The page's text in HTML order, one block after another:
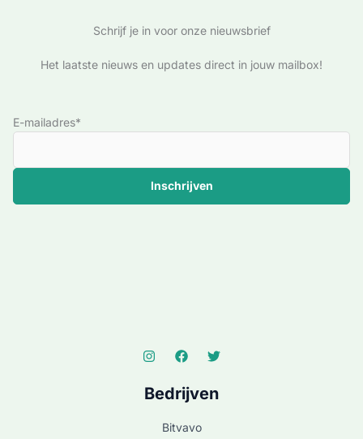
Schrijf je in voor onze nieuwsbrief
Het laatste nieuws en updates direct in jouw mailbox!
E-mailadres*
Bedrijven
Bitvavo